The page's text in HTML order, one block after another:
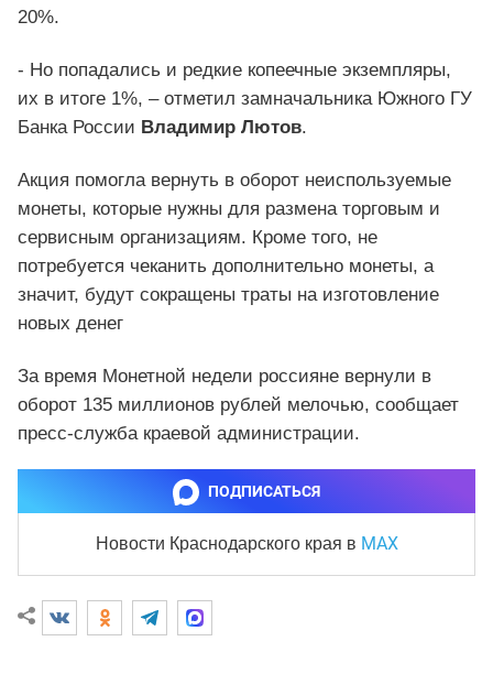
20%.
- Но попадались и редкие копеечные экземпляры,
их в итоге 1%, – отметил замначальника Южного ГУ
Банка России Владимир Лютов.
Акция помогла вернуть в оборот неиспользуемые
монеты, которые нужны для размена торговым и
сервисным организациям. Кроме того, не
потребуется чеканить дополнительно монеты, а
значит, будут сокращены траты на изготовление
новых денег
За время Монетной недели россияне вернули в
оборот 135 миллионов рублей мелочью, сообщает
пресс-служба краевой администрации.
ПОДПИСАТЬСЯ
Новости Краснодарского края в MAX